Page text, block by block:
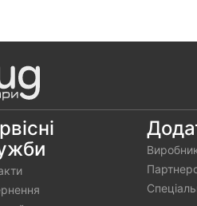
4G
4G Чохол Silicone Cover
всі телефони)